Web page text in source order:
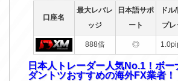
口座名
最大レバレ
ッジ
日本語サポ
ート
ドル
プレ
888倍 ◎
日本人トレーダー人気No.1！ボー
ダントツおすすめの海外FX業者！